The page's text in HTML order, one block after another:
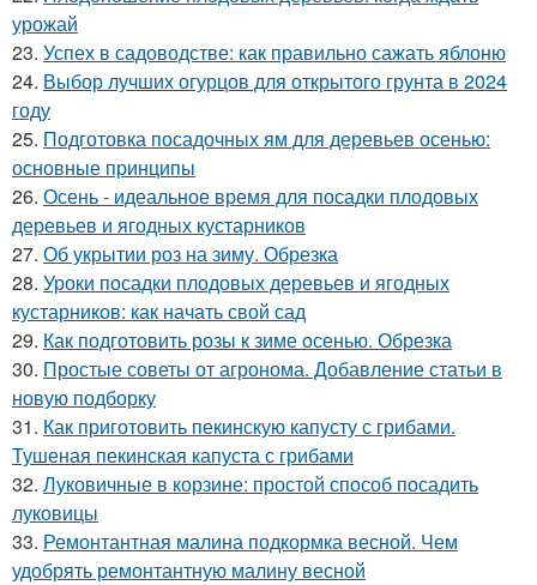
урожай
23. Успех в садоводстве: как правильно сажать яблоню
24. Выбор лучших огурцов для открытого грунта в 2024
году
25. Подготовка посадочных ям для деревьев осенью:
основные принципы
26. Осень - идеальное время для посадки плодовых
деревьев и ягодных кустарников
27. Об укрытии роз на зиму. Обрезка
28. Уроки посадки плодовых деревьев и ягодных
кустарников: как начать свой сад
29. Как подготовить розы к зиме осенью. Обрезка
30. Простые советы от агронома. Добавление статьи в
новую подборку
31. Как приготовить пекинскую капусту с грибами.
Тушеная пекинская капуста с грибами
32. Луковичные в корзине: простой способ посадить
луковицы
33. Ремонтантная малина подкормка весной. Чем
удобрять ремонтантную малину весной